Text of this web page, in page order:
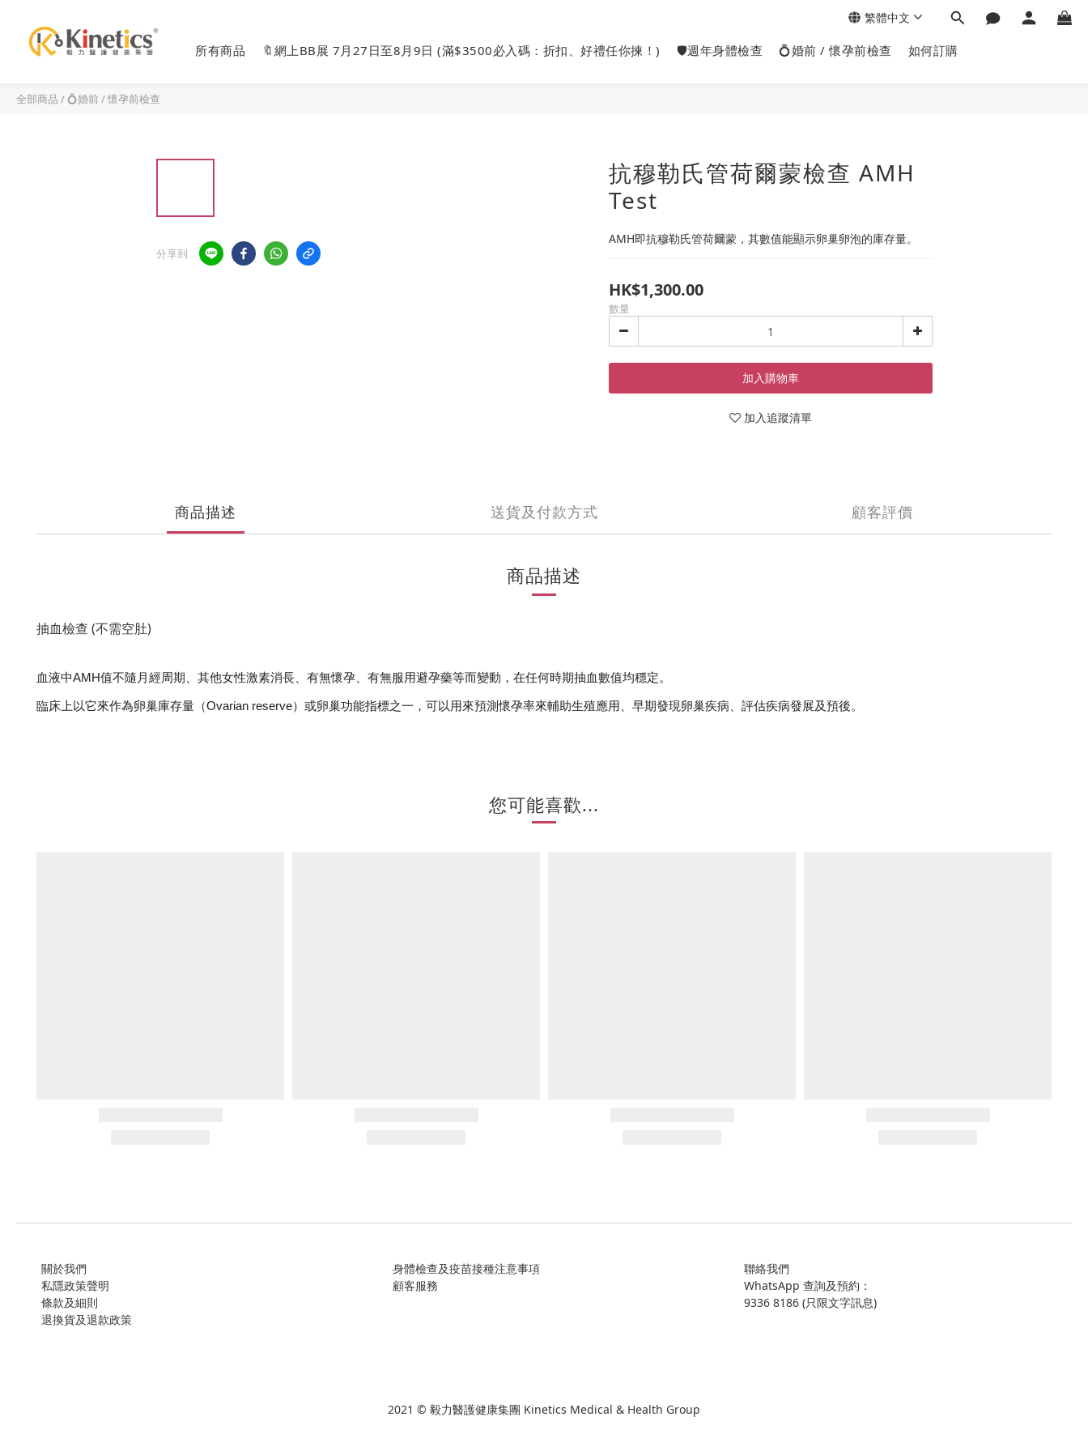
所有商品 🔖網上BB展 7月27日至8月9日 (滿$3500必入碼：折扣、好禮任你揀！) 🛡️週年身體檢查 💍婚前 / 懷孕前檢查 如何訂購
繁體中文
全部商品 / 💍婚前 / 懷孕前檢查
分享到
抗穆勒氏管荷爾蒙檢查 AMH
Test
AMH即抗穆勒氏管荷爾蒙，其數值能顯示卵巢卵泡的庫存量。
HK$1,300.00
數量
加入購物車
加入追蹤清單
商品描述 送貨及付款方式 顧客評價
商品描述
抽血檢查 (不需空肚)
血液中AMH值不隨月經周期、其他女性激素消長、有無懷孕、有無服用避孕藥等而變動，在任何時期抽血數值均穩定。
臨床上以它來作為卵巢庫存量（Ovarian reserve）或卵巢功能指標之一，可以用來預測懷孕率來輔助生殖應用、早期發現卵巢疾病、評估疾病發展及預後。
您可能喜歡...
關於我們
私隱政策聲明
條款及細則
退換貨及退款政策
身體檢查及疫苗接種注意事項
顧客服務
聯絡我們
WhatsApp 查詢及預約：
9336 8186 (只限文字訊息)
2021 © 毅力醫護健康集團 Kinetics Medical & Health Group